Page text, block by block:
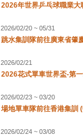
2026年世界乒乓球職業大
2026/02/20 ~ 05/31
跳水集訓隊前往廣東省肇
2026/02/21
2026花式單車世界盃-第
2026/02/23 ~ 03/20
場地單車隊前往香港集訓
2026/02/24 ~ 03/08